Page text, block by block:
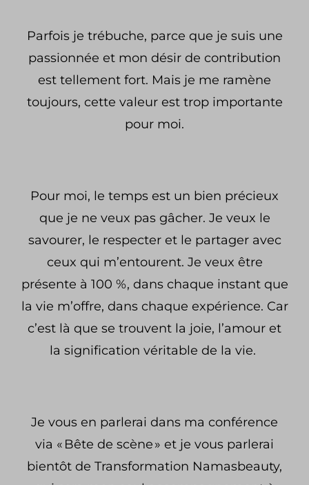
Parfois je trébuche, parce que je suis une
passionnée et mon désir de contribution
est tellement fort. Mais je me ramène
toujours, cette valeur est trop importante
pour moi.
Pour moi, le temps est un bien précieux
que je ne veux pas gâcher. Je veux le
savourer, le respecter et le partager avec
ceux qui m’entourent. Je veux être
présente à 100 %, dans chaque instant que
la vie m’offre, dans chaque expérience. Car
c’est là que se trouvent la joie, l’amour et
la signification véritable de la vie.
Je vous en parlerai dans ma conférence
via « Bête de scène » et je vous parlerai
bientôt de Transformation Namasbeauty,